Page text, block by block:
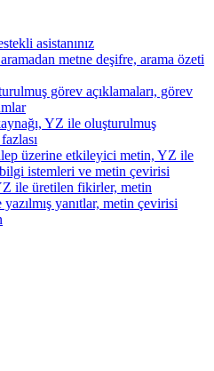
asistanınız
metne deşifre, arama özeti
görev açıklamaları, görev
YZ ile oluşturulmuş
üzerine etkileyici metin, YZ ile
istemleri ve metin çevirisi
ile üretilen fikirler, metin
yanıtlar, metin çevirisi